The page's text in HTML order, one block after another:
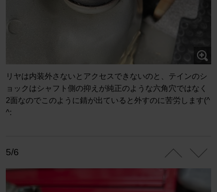
リヤは内装外さないとアクセスできないのと、テインのシ
ョックはシャフト側の抑えが純正のような六角穴ではなく
2面なのでこのように錆が出ていると外すのに苦労します(^
^:
5/6